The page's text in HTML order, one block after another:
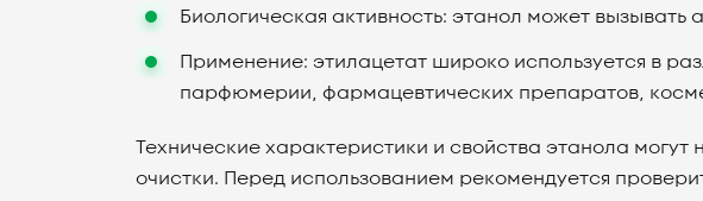
Биологическая активность: этанол может
Применение: этилацетат широко используется в
парфюмерии, фармацевтических препаратов,
Технические характеристики и свойства этанола могут
очистки. Перед использованием рекомендуется